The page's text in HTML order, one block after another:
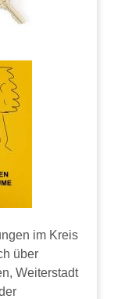
im Kreis
über
Weiterstadt